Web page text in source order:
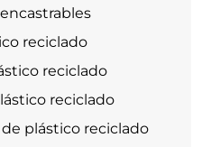
reciclado
reciclado
reciclado
plástico reciclado